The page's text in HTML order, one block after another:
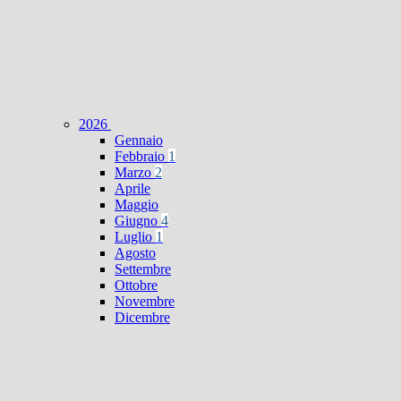
2026
Gennaio
Febbraio 1
Marzo 2
Aprile
Maggio
Giugno 4
Luglio 1
Agosto
Settembre
Ottobre
Novembre
Dicembre